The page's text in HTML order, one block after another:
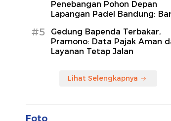
Penebangan Pohon Depan
Lapangan Padel Bandung:
#5
Gedung Bapenda Terbakar,
Pramono: Data Pajak Aman
Layanan Tetap Jalan
Lihat Selengkapnya
Foto